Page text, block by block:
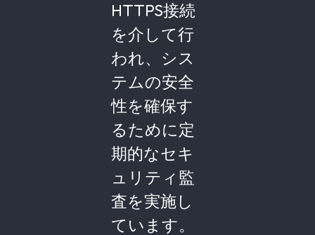
HTTPS接続
を介して行
われ、シス
テムの安全
性を確保す
るために定
期的なセキ
ュリティ監
査を実施し
ています。